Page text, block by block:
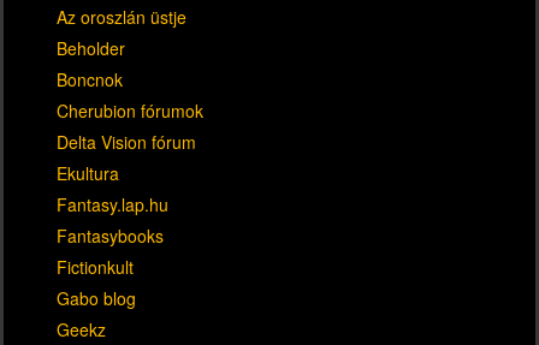
Az oroszlán üstje
Beholder
Boncnok
Cherubion fórumok
Delta Vision fórum
Ekultura
Fantasy.lap.hu
Fantasybooks
Fictionkult
Gabo blog
Geekz